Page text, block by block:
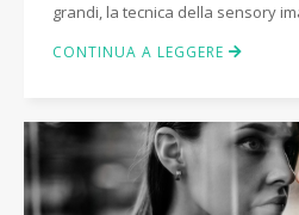
grandi, la tecnica della sensory
CONTINUA A LEGGERE